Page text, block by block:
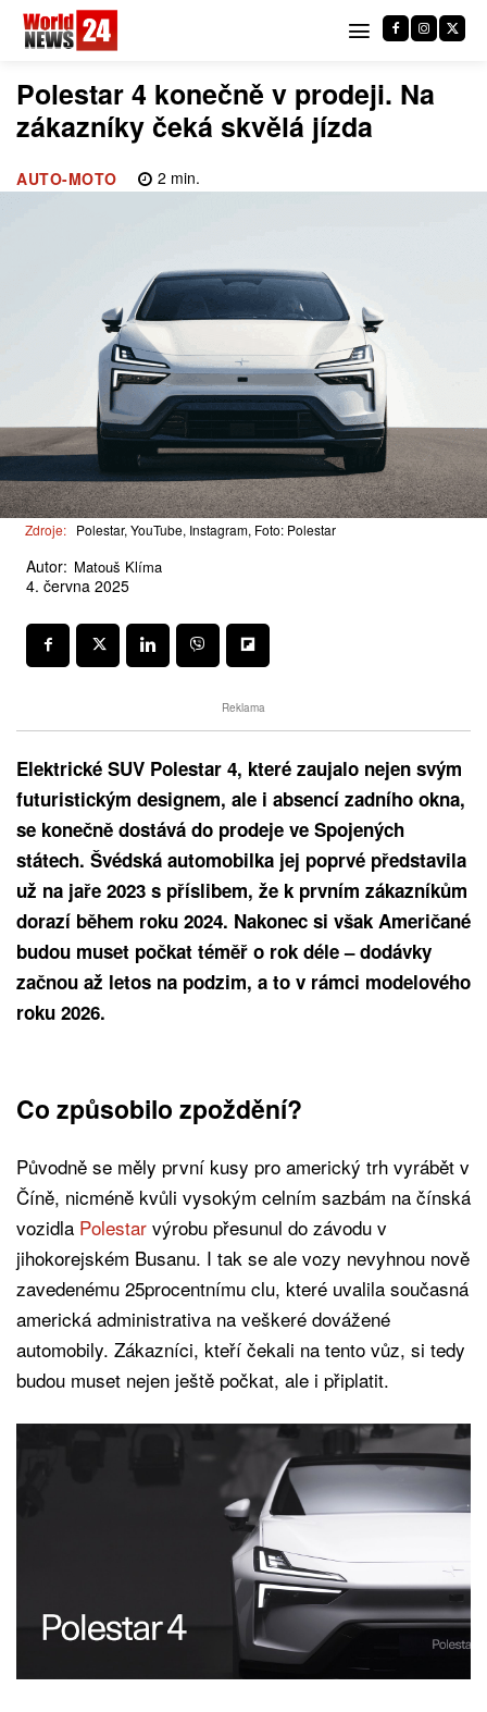
Polestar 4 konečně v prodeji. Na
zákazníky čeká skvělá jízda
AUTO-MOTO 2 min.
Zdroje: Polestar, YouTube, Instagram, Foto: Polestar
Autor: Matouš Klíma
4. června 2025
Reklama
Elektrické SUV Polestar 4, které zaujalo nejen svým
futuristickým designem, ale i absencí zadního okna,
se konečně dostává do prodeje ve Spojených
státech. Švédská automobilka jej poprvé představila
už na jaře 2023 s příslibem, že k prvním zákazníkům
dorazí během roku 2024. Nakonec si však Američané
budou muset počkat téměř o rok déle – dodávky
začnou až letos na podzim, a to v rámci modelového
roku 2026.
Co způsobilo zpoždění?
Původně se měly první kusy pro americký trh vyrábět v
Číně, nicméně kvůli vysokým celním sazbám na čínská
vozidla Polestar výrobu přesunul do závodu v
jihokorejském Busanu. I tak se ale vozy nevyhnou nově
zavedenému 25procentnímu clu, které uvalila současná
americká administrativa na veškeré dovážené
automobily. Zákazníci, kteří čekali na tento vůz, si tedy
budou muset nejen ještě počkat, ale i připlatit.